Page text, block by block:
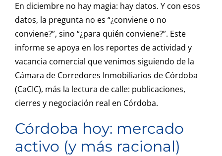
En diciembre no hay magia: hay datos. Y con esos
datos, la pregunta no es “¿conviene o no
conviene?”, sino “¿para quién conviene?”. Este
informe se apoya en los reportes de actividad y
vacancia comercial que venimos siguiendo de la
Cámara de Corredores Inmobiliarios de Córdoba
(CaCIC), más la lectura de calle: publicaciones,
cierres y negociación real en Córdoba.
Córdoba hoy: mercado
activo (y más racional)